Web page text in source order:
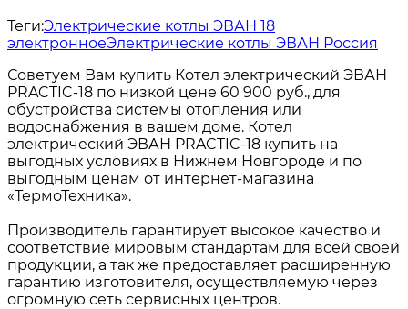
Теги:Электрические котлы ЭВАН 18
электронноеЭлектрические котлы ЭВАН Россия
Советуем Вам купить Котел электрический ЭВАН
PRACTIC-18 по низкой цене 60 900 руб., для
обустройства системы отопления или
водоснабжения в вашем доме. Котел
электрический ЭВАН PRACTIC-18 купить на
выгодных условиях в Нижнем Новгороде и по
выгодным ценам от интернет-магазина
«ТермоТехника».
Производитель гарантирует высокое качество и
соответствие мировым стандартам для всей своей
продукции, а так же предоставляет расширенную
гарантию изготовителя, осуществляемую через
огромную сеть сервисных центров.